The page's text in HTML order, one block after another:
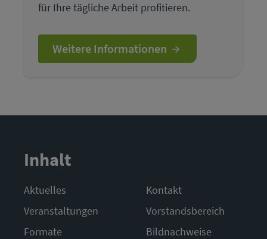
für Ihre tägliche Arbeit profitieren.
Weitere Informationen
Inhalt
Aktuelles
Veranstaltungen
Formate
Kontakt
Vorstandsbereich
Bildnachweise